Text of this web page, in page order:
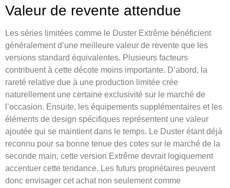
Valeur de revente attendue
Les séries limitées comme le Duster Extrême bénéficient
généralement d’une meilleure valeur de revente que les
versions standard équivalentes. Plusieurs facteurs
contribuent à cette décote moins importante. D’abord, la
rareté relative due à une production limitée crée
naturellement une certaine exclusivité sur le marché de
l’occasion. Ensuite, les équipements supplémentaires et les
éléments de design spécifiques représentent une valeur
ajoutée qui se maintient dans le temps. Le Duster étant déjà
reconnu pour sa bonne tenue des cotes sur le marché de la
seconde main, cette version Extrême devrait logiquement
accentuer cette tendance. Les futurs propriétaires peuvent
donc envisager cet achat non seulement comme